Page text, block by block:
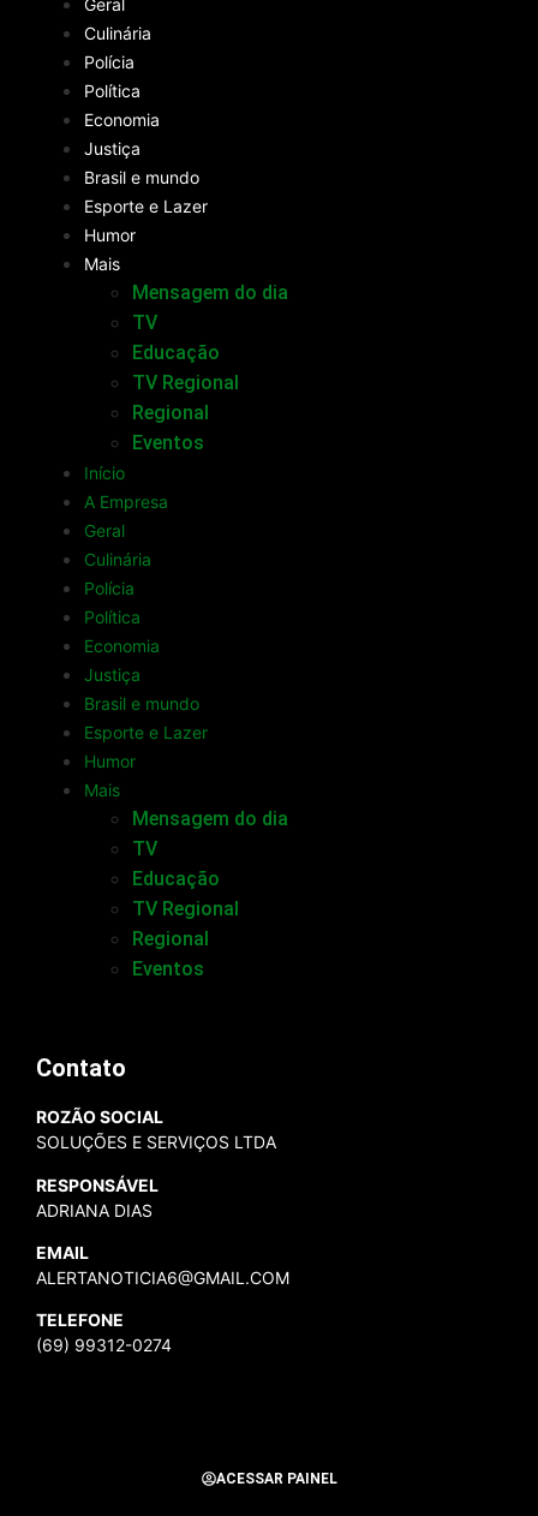
Geral
Culinária
Polícia
Política
Economia
Justiça
Brasil e mundo
Esporte e Lazer
Humor
Mais
Mensagem do dia
TV
Educação
TV Regional
Regional
Eventos
Início
A Empresa
Geral
Culinária
Polícia
Política
Economia
Justiça
Brasil e mundo
Esporte e Lazer
Humor
Mais
Mensagem do dia
TV
Educação
TV Regional
Regional
Eventos
Contato
ROZÃO SOCIAL
SOLUÇÕES E SERVIÇOS LTDA
RESPONSÁVEL
ADRIANA DIAS
EMAIL
ALERTANOTICIA6@GMAIL.COM
TELEFONE
(69) 99312-0274
ACESSAR PAINEL